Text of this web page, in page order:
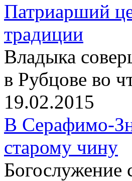
Патриарший
традиции
Владыка
в Рубцове во
19.02.2015
В Серафимо-
старому чину
Богослужение